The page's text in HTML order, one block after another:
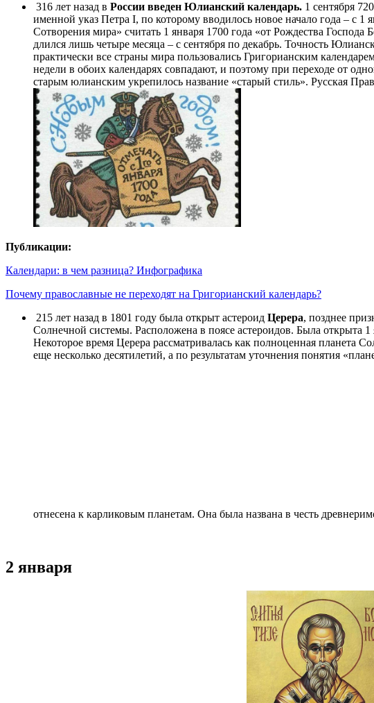
316 лет назад в России введен Юлианский календарь. 1 сентября
именной указ Петра I, по которому вводилось новое начало года – с 1
Сотворения мира» считать 1 января 1700 года «от Рождества
длился лишь четыре месяца – с сентября по декабрь. Точность
практически все страны мира пользовались Григорианским
недели в обоих календарях совпадают, и поэтому при переходе от
старым юлианским укрепилось название «старый стиль». Русская
Публикации:
Календари: в чем разница? Инфографика
Почему православные не переходят на Григорианский календарь?
215 лет назад в 1801 году была открыт астероид Церера, позднее
Солнечной системы. Расположена в поясе астероидов. Была открыта
Некоторое время Церера рассматривалась как полноценная планета
еще несколько десятилетий, а по результатам уточнения понятия
отнесена к карликовым планетам. Она была названа в честь
2 января